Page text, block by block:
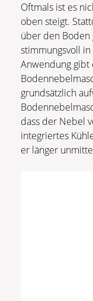
Oftmals ist es
oben steigt.
über den
stimmungsvoll
Anwendung gibt
grundsätzlich
dass der Nebel
integriertes
er länger